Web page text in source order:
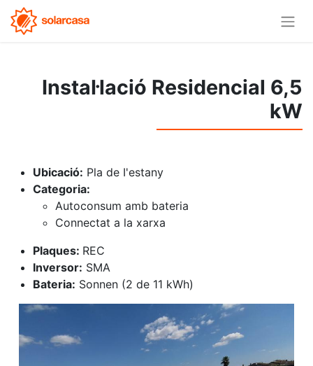
Instal·lació Residencial 6,5
kW
Ubicació: Pla de I'estany
Categoria:
Autoconsum amb bateria
Connectat a la xarxa
Plaques: REC
Inversor: SMA
Bateria: Sonnen (2 de 11 kWh)